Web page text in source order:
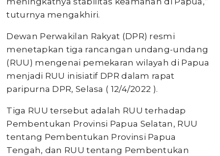
tuturnya mengakhiri.
Dewan Perwakilan Rakyat (DPR) resmi
menetapkan tiga rancangan undang-undang
(RUU) mengenai pemekaran wilayah di Papua
menjadi RUU inisiatif DPR dalam rapat
paripurna DPR, Selasa ( 12/4/2022 ).
Tiga RUU tersebut adalah RUU terhadap
Pembentukan Provinsi Papua Selatan, RUU
tentang Pembentukan Provinsi Papua
Tengah, dan RUU tentang Pembentukan